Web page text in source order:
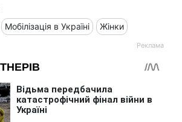
Мобілізація в Україні Жінки